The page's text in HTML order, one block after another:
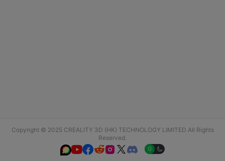
Copyright © 2025 CREALITY 3D (HK) TECHNOLOGY LIMITED All Rights
Reserved.
  